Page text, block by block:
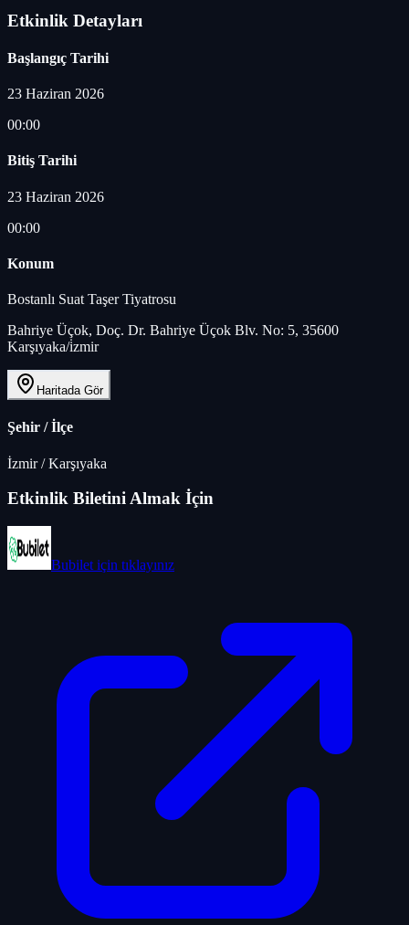
Etkinlik Detayları
Başlangıç Tarihi
23 Haziran 2026
00:00
Bitiş Tarihi
23 Haziran 2026
00:00
Konum
Bostanlı Suat Taşer Tiyatrosu
Bahriye Üçok, Doç. Dr. Bahriye Üçok Blv. No: 5, 35600
Karşıyaka/i̇zmir
Haritada Gör
Şehir / İlçe
İzmir/Karşıyaka
Etkinlik Biletini Almak İçin
Bubilet için tıklayınız